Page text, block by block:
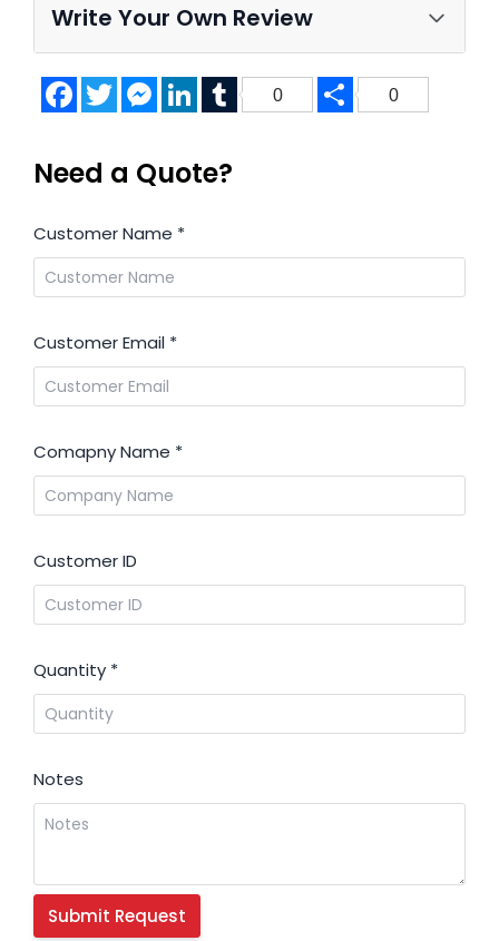
Write Your Own Review
FacebookTwitterMessenger
LinkedInTumblr
0 Share
0
Need a Quote?
Customer Name *
Customer Email *
Comapny Name *
Customer ID
Quantity *
Notes